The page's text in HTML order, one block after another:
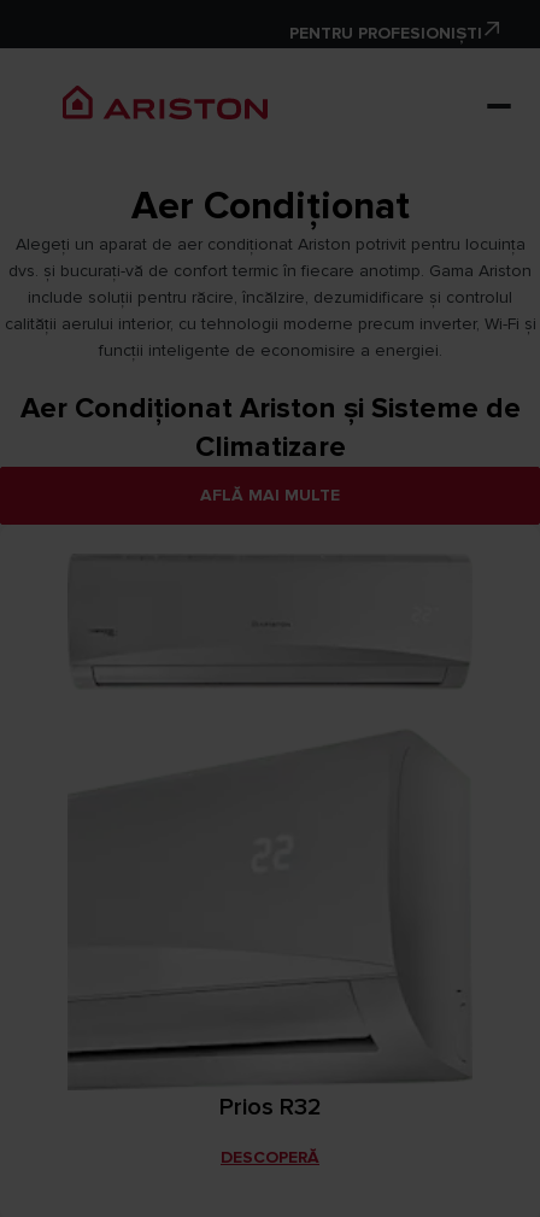
PENTRU PROFESIONIȘTI
Aer Condiționat
Alegeți un aparat de aer condiționat Ariston potrivit pentru locuința
dvs. și bucurați-vă de confort termic în fiecare anotimp. Gama Ariston
include soluții pentru răcire, încălzire, dezumidificare și controlul
calității aerului interior, cu tehnologii moderne precum inverter, Wi-Fi și
funcții inteligente de economisire a energiei.
Aer Condiționat Ariston și Sisteme de
Climatizare
AFLĂ MAI MULTE
Prios R32
DESCOPERĂ